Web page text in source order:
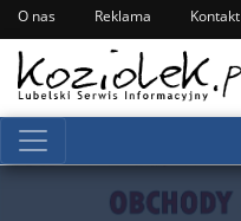
O nas Reklama Kontakt